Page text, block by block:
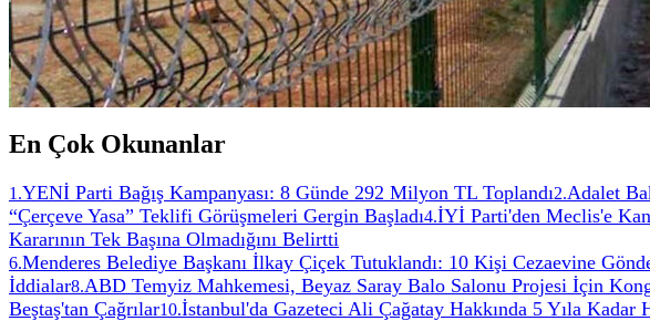
En Çok Okunanlar
1 .YENİ Parti Bağış Kampanyası: 8 Günde 292 Milyon TL Toplandı2.Adalet
“Çerçeve Yasa” Teklifi Görüşmeleri Gergin Başladı4.İYİ Parti'den Meclis'e
Kararının Tek Başına Olmadığını Belirtti
6.Menderes Belediye Başkanı İlkay Çiçek Tutuklandı: 10 Kişi Cezaevine
İddialar8.ABD Temyiz Mahkemesi, Beyaz Saray Balo Salonu Projesi İçin
Beştaş'tan Çağrılar10.İstanbul'da Gazeteci Ali Çağatay Hakkında 5 Yıla Kadar